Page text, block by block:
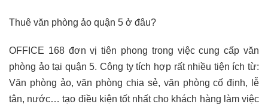
Thuê văn phòng ảo quận 5 ở đâu?
OFFICE 168 đơn vị tiên phong trong việc cung cấp văn
phòng ảo tại quận 5. Công ty tích hợp rất nhiều tiện ích từ:
Văn phòng ảo, văn phòng chia sẻ, văn phòng cố định, lễ
tân, nước… tạo điều kiện tốt nhất cho khách hàng làm việc